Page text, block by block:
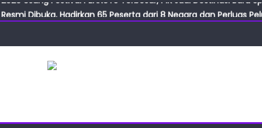
Dibuka, Hadirkan 65 Peserta dari 8 Negara dan Perluas
ILF dan IGT Expo 2026, Industri Manufaktur Siap Naik
Usung Festival PEANUTS Terbesar, PIK Jadi Destinasi Baru